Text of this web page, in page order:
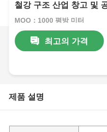
철강 구조 산업 창고 및
MOQ：1000 평방 미터
최고의 가격
제품 설명